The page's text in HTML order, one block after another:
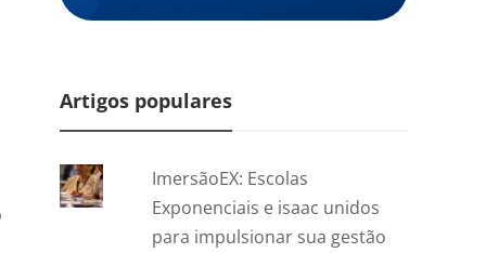
Artigos populares
ImersãoEX: Escolas
Exponenciais e isaac unidos
para impulsionar sua gestão